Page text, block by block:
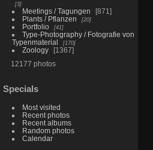
3
Meetings / Tagungen
871
Plants / Pflanzen
20
Portfolio 41
Type-Photography / Fotografie von
Typenmaterial
170
Zoology
1367
12177 photos
Specials
Most visited
Recent photos
Recent albums
Random photos
Calendar